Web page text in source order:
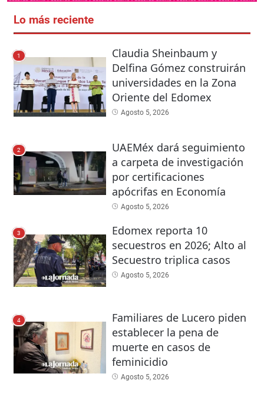
Lo más reciente
1
Claudia Sheinbaum y
Delfina Gómez construirán
universidades en la Zona
Oriente del Edomex
Agosto 5, 2026
2
UAEMéx dará seguimiento
a carpeta de investigación
por certificaciones
apócrifas en Economía
Agosto 5, 2026
3
Edomex reporta 10
secuestros en 2026; Alto al
Secuestro triplica casos
Agosto 5, 2026
4
Familiares de Lucero piden
establecer la pena de
muerte en casos de
feminicidio
Agosto 5, 2026